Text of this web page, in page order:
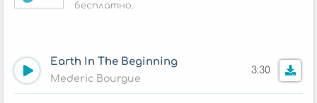
бесплатно.
Earth In The Beginning
Mederic Bourgue
3:30